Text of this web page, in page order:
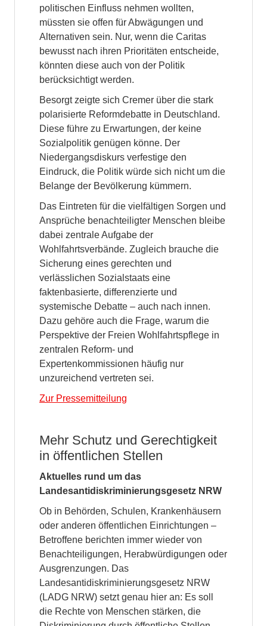
politischen Einfluss nehmen wollten,
müssten sie offen für Abwägungen und
Alternativen sein. Nur, wenn die Caritas
bewusst nach ihren Prioritäten entscheide,
könnten diese auch von der Politik
berücksichtigt werden.
Besorgt zeigte sich Cremer über die stark
polarisierte Reformdebatte in Deutschland.
Diese führe zu Erwartungen, der keine
Sozialpolitik genügen könne. Der
Niedergangsdiskurs verfestige den
Eindruck, die Politik würde sich nicht um die
Belange der Bevölkerung kümmern.
Das Eintreten für die vielfältigen Sorgen und
Ansprüche benachteiligter Menschen bleibe
dabei zentrale Aufgabe der
Wohlfahrtsverbände. Zugleich brauche die
Sicherung eines gerechten und
verlässlichen Sozialstaats eine
faktenbasierte, differenzierte und
systemische Debatte – auch nach innen.
Dazu gehöre auch die Frage, warum die
Perspektive der Freien Wohlfahrtspflege in
zentralen Reform- und
Expertenkommissionen häufig nur
unzureichend vertreten sei.
Zur Pressemitteilung
Mehr Schutz und Gerechtigkeit
in öffentlichen Stellen
Aktuelles rund um das
Landesantidiskriminierungsgesetz NRW
Ob in Behörden, Schulen, Krankenhäusern
oder anderen öffentlichen Einrichtungen –
Betroffene berichten immer wieder von
Benachteiligungen, Herabwürdigungen oder
Ausgrenzungen. Das
Landesantidiskriminierungsgesetz NRW
(LADG NRW) setzt genau hier an: Es soll
die Rechte von Menschen stärken, die